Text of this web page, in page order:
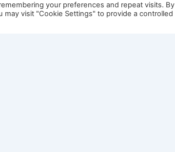
your preferences and repeat visits. By
may visit "Cookie Settings" to provide a controlled